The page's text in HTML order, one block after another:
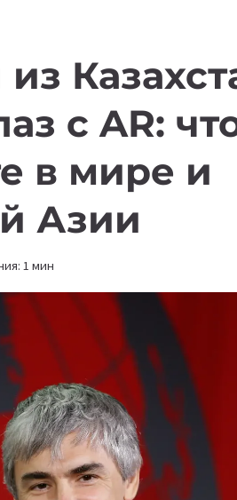
с AR:
в мире и
Азии
1 мин